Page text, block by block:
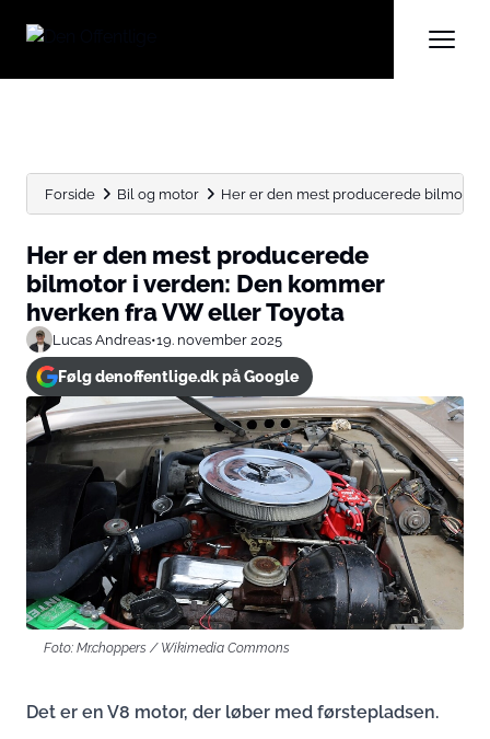
Forside Bil og motor Her er den mest producerede bilmotor i
Her er den mest producerede
bilmotor i verden: Den kommer
hverken fra VW eller Toyota
Lucas Andreas•19. november 2025
Følg denoffentlige.dk på Google
Foto: Mr.choppers / Wikimedia Commons
Det er en V8 motor, der løber med førstepladsen.